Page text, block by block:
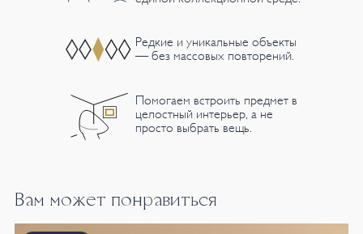
Редкие и уникальные объекты
— без массовых повторений.
Помогаем встроить предмет в
целостный интерьер, а не
просто выбрать вещь.
Вам может понравиться